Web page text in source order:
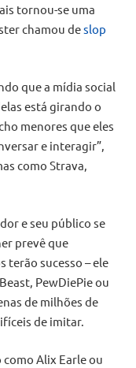
tornou-se uma
chamou deslop
que a mídia social
está girando o
menores que eles
e interagir”,
como Strava,
e seu público se
prevê que
terão sucesso – ele
PewDiePie ou
de milhões de
de imitar.
Alix Earle ou